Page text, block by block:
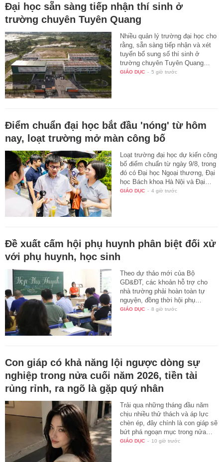
Đại học sẵn sàng tiếp nhận thí sinh ở
trường chuyên Tuyên Quang
Nhiều quản lý trường đại học cho
rằng, sẵn sàng tiếp nhận và xét
tuyển bổ sung số thí sinh ở
trường chuyên Tuyên Quang…
GIÁO DỤC - 5 giờ trước
Điểm chuẩn đại học bắt đầu 'nóng' từ hôm
nay, loạt trường mở màn công bố
Loạt trường đại học dự kiến công
bố điểm chuẩn từ ngày 9/8, trong
đó có Đại học Ngoại thương, Đại
học Bách khoa Hà Nội và Đại…
GIÁO DỤC - 4 giờ trước
Đề xuất cấm hội phụ huynh phân biệt đối xử
với phụ huynh, học sinh
Theo dự thảo mới của Bộ
GD&ĐT, các khoản hỗ trợ cho
nhà trường phải hoàn toàn tự
nguyện, đồng thời hội phụ…
GIÁO DỤC - 8 giờ trước
Con giáp có khả năng lội ngược dòng sự
nghiệp trong nửa cuối năm 2026, tiền tài
rủng rỉnh, ra ngõ là gặp quý nhân
Trải qua những tháng đầu năm
chịu nhiều thử thách và áp lực
chèn ép, đây chính là con giáp sẽ
bứt phá ngoạn mục trong nửa…
GIÁO DỤC - 10 giờ trước